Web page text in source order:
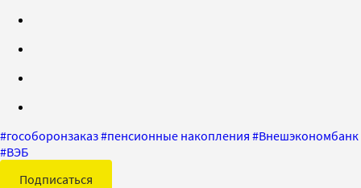
#гособоронзаказ#пенсионные накопления #Внешэкономбанк
#ВЭБ
Подписаться